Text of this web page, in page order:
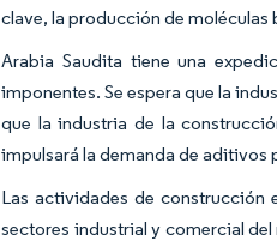
clave, la producción de moléculas
Arabia Saudita tiene una
imponentes. Se espera que la
que la industria de la
impulsará la demanda de aditivos
Las actividades de construcción
sectores industrial y comercial